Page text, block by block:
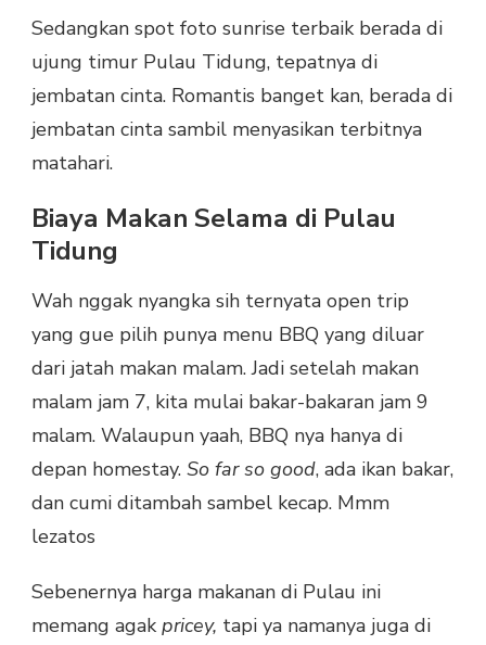
Sedangkan spot foto sunrise terbaik berada di
ujung timur Pulau Tidung, tepatnya di
jembatan cinta. Romantis banget kan, berada di
jembatan cinta sambil menyasikan terbitnya
matahari.
Biaya Makan Selama di Pulau
Tidung
Wah nggak nyangka sih ternyata open trip
yang gue pilih punya menu BBQ yang diluar
dari jatah makan malam. Jadi setelah makan
malam jam 7, kita mulai bakar-bakaran jam 9
malam. Walaupun yaah, BBQ nya hanya di
depan homestay. So far so good, ada ikan bakar,
dan cumi ditambah sambel kecap. Mmm
lezatos
Sebenernya harga makanan di Pulau ini
memang agak pricey, tapi ya namanya juga di